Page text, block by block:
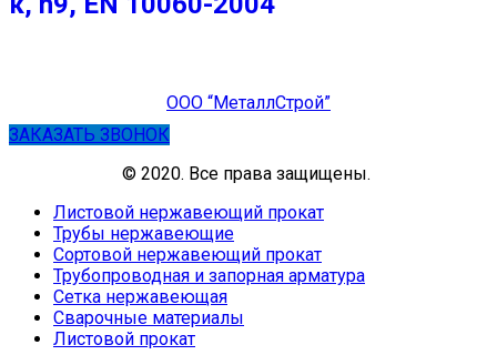
ООО “МеталлСтрой”
ЗАКАЗАТЬ ЗВОНОК
© 2020. Все права защищены.
Листовой нержавеющий прокат
Трубы нержавеющие
Сортовой нержавеющий прокат
Трубопроводная и запорная арматура
Сетка нержавеющая
Сварочные материалы
Листовой прокат